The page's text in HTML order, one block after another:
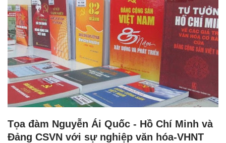
Tọa đàm Nguyễn Ái Quốc - Hồ Chí Minh và
Đảng CSVN với sự nghiệp văn hóa-VHNT